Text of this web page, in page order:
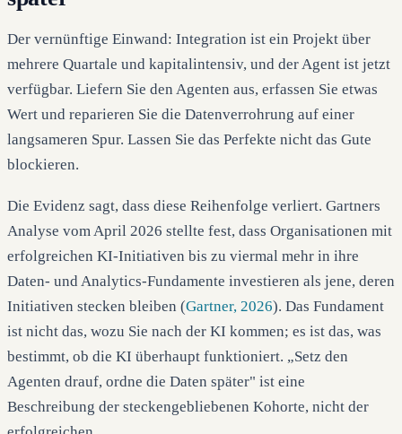
Der vernünftige Einwand: Integration ist ein Projekt über
mehrere Quartale und kapitalintensiv, und der Agent ist jetzt
verfügbar. Liefern Sie den Agenten aus, erfassen Sie etwas
Wert und reparieren Sie die Datenverrohrung auf einer
langsameren Spur. Lassen Sie das Perfekte nicht das Gute
blockieren.
Die Evidenz sagt, dass diese Reihenfolge verliert. Gartners
Analyse vom April 2026 stellte fest, dass Organisationen mit
erfolgreichen KI-Initiativen bis zu viermal mehr in ihre
Daten- und Analytics-Fundamente investieren als jene, deren
Initiativen stecken bleiben (Gartner, 2026). Das Fundament
ist nicht das, wozu Sie nach der KI kommen; es ist das, was
bestimmt, ob die KI überhaupt funktioniert. „Setz den
Agenten drauf, ordne die Daten später" ist eine
Beschreibung der steckengebliebenen Kohorte, nicht der